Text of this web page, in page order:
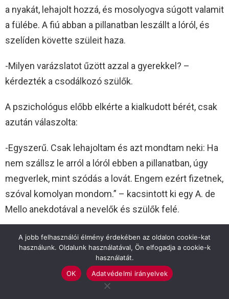
a nyakát, lehajolt hozzá, és mosolyogva súgott valamit
a fülébe. A fiú abban a pillanatban leszállt a lóról, és
szelíden követte szüleit haza.
-Milyen varázslatot űzött azzal a gyerekkel? –
kérdezték a csodálkozó szülők.
A pszichológus előbb elkérte a kialkudott bérét, csak
azután válaszolta:
-Egyszerű. Csak lehajoltam és azt mondtam neki: Ha
nem szállsz le arról a lóról ebben a pillanatban, úgy
megverlek, mint szódás a lovát. Engem ezért fizetnek,
szóval komolyan mondom.” – kacsintott ki egy A. de
Mello anekdotával a nevelők és szülők felé.
Mindig magunkba keressük elsőnek a probléma
forrását…
„Szeretünk, szeretlek benneteket! És nem is kértem
el előre a béremet, hogy utána mondjam el a titkot.” –
A jobb felhasználói élmény érdekében az oldalon cookie-kat
használunk. Oldalunk használatával, Ön elfogadja a cookie-k
használatát.
OK
Adatvédelmi irányelvek